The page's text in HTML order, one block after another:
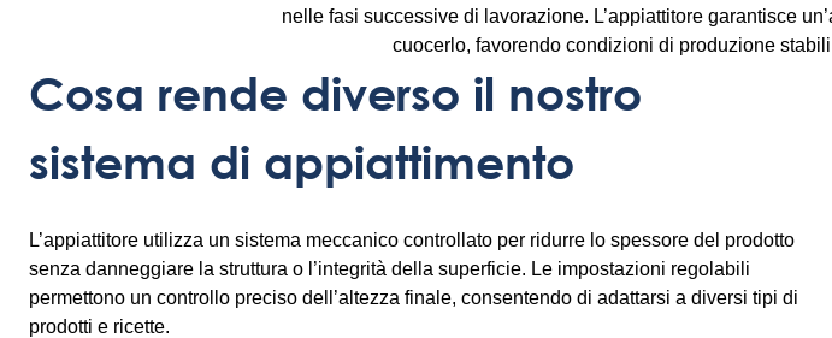
nelle fasi successive di lavorazione. L’appiattitore garantisce
cuocerlo, favorendo condizioni di produzione
Cosa rende diverso il nostro
sistema di appiattimento
L’appiattitore utilizza un sistema meccanico controllato per ridurre lo spessore del prodotto
senza danneggiare la struttura o l’integrità della superficie. Le impostazioni regolabili
permettono un controllo preciso dell’altezza finale, consentendo di adattarsi a diversi tipi di
prodotti e ricette.